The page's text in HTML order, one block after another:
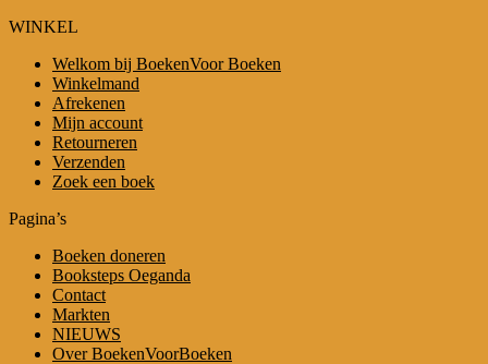
WINKEL
Welkom bij BoekenVoor Boeken
Winkelmand
Afrekenen
Mijn account
Retourneren
Verzenden
Zoek een boek
Pagina’s
Boeken doneren
Booksteps Oeganda
Contact
Markten
NIEUWS
Over BoekenVoorBoeken